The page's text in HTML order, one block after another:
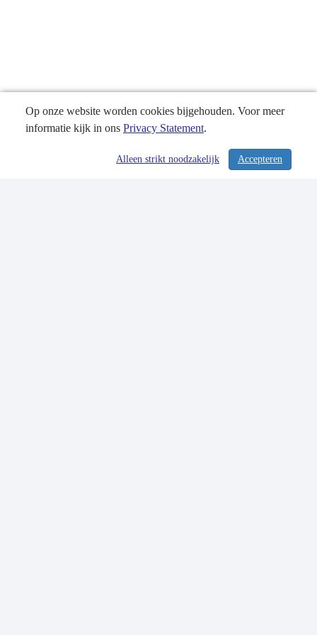
/ 328
Op onze website worden cookies bijgehouden. Voor meer
informatie kijk in ons Privacy Statement.
Accepteren
Alleen strikt noodzakelijk